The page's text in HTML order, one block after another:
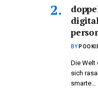
BY
Die Welt
sich
smarte…